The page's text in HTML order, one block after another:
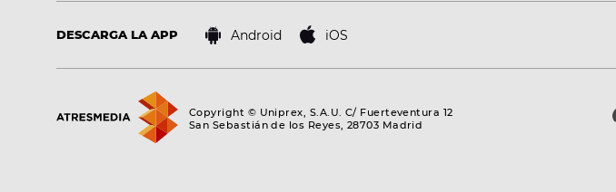
DESCARGA LA APP Android iOS
Copyright © Uniprex, S.A.U. C/ Fuerteventura 12
San Sebastián de los Reyes, 28703 Madrid